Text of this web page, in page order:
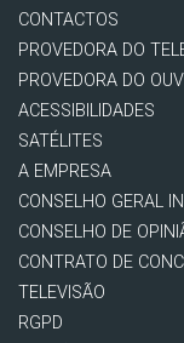
CONTACTOS
PROVEDORA DO
PROVEDORA DO
ACESSIBILIDADES
SATÉLITES
A EMPRESA
CONSELHO GERAL
CONSELHO DE
CONTRATO DE
TELEVISÃO
RGPD